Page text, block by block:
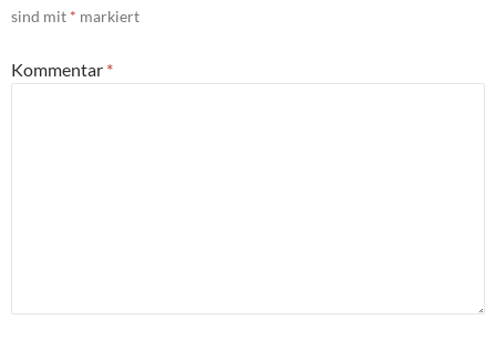
sind mit * markiert
Kommentar *